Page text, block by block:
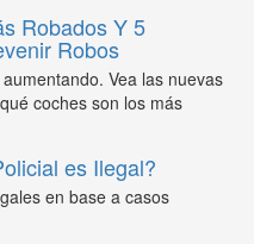
Robados Y 5
Robos
Vea las nuevas
coches son los más
es Ilegal?
en base a casos